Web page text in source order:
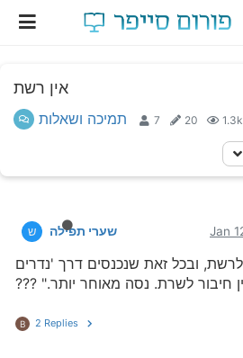
אין רשת
תמיכה ושאלות 7 20 1.3k
ש שערי תפילה Jan
לרשת, ובכל זאת שנכנסים דרך 'נדרים
חיבור לשרת. נסה מאוחר יותר." ???
B 2 Replies